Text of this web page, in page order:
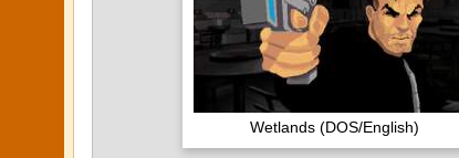
Wetlands (DOS/English)